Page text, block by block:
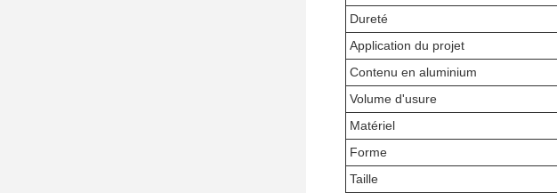
Dureté
Application du projet
Contenu en aluminium
Volume d'usure
Matériel
Forme
Taille